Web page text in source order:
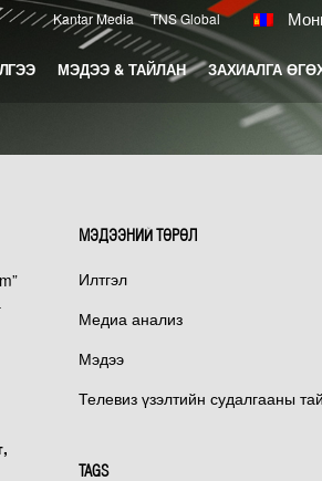
Kantar Media TNS Global
МОНИТОРИНГ
МЭДЭЭ & ТАЙЛАН ЗАХИАЛГА
МЭДЭЭНИЙ ТӨРӨЛ
Илтгэл
Медиа анализ
Мэдээ
Телевиз үзэлтийн судалгааны
TAGS